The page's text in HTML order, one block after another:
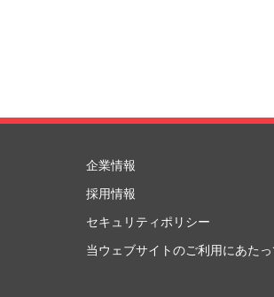
企業情報
採用情報
セキュリティポリシー
当ウェブサイトのご利用にあたっ